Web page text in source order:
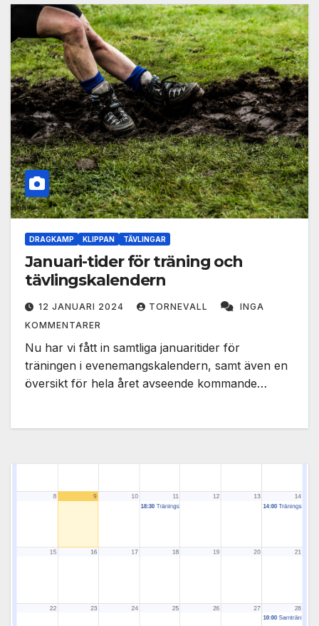
DRAGKAMP KLIPPAN TÄVLINGAR
Januari-tider för träning och
tävlingskalendern
12 JANUARI 2024 TORNEVALL
INGA
KOMMENTARER
Nu har vi fått in samtliga januaritider för
träningen i evenemangskalendern, samt även en
översikt för hela året avseende kommande…